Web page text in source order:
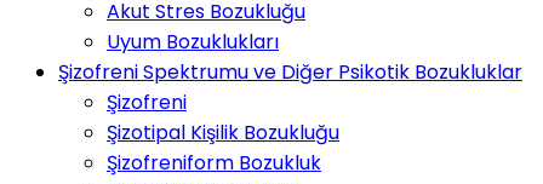
Akut Stres Bozukluğu
Uyum Bozuklukları
Şizofreni Spektrumu ve Diğer Psikotik Bozukluklar
Şizofreni
Şizotipal Kişilik Bozukluğu
Şizofreniform Bozukluk